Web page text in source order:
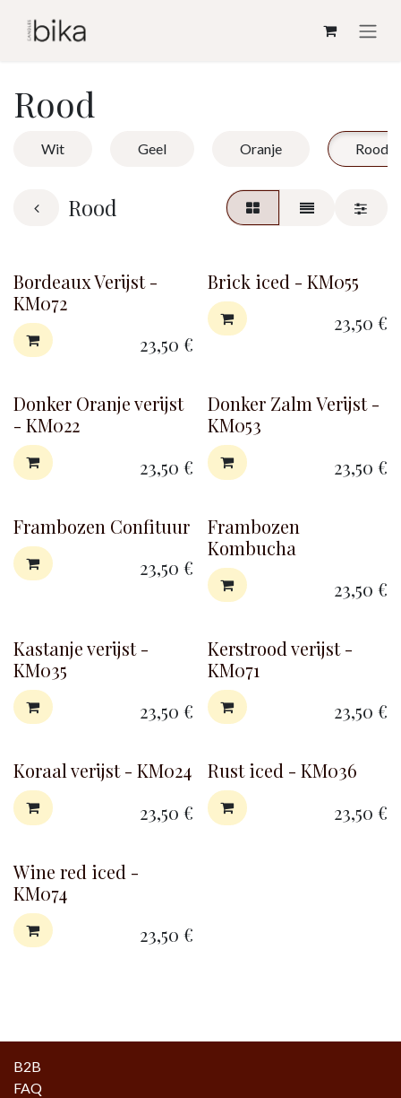
Rood
Wit Geel Oranje Rood
Rood
Bordeaux Verijst -
KM072
23,50 €
Brick iced - KM055
23,50 €
Donker Oranje verijst
- KM022
23,50 €
Donker Zalm Verijst -
KM053
23,50 €
Frambozen Confituur
23,50 €
Frambozen
Kombucha
23,50 €
Kastanje verijst -
KM035
23,50 €
Kerstrood verijst -
KM071
23,50 €
Koraal verijst - KM024
23,50 €
Rust iced - KM036
23,50 €
Wine red iced -
KM074
23,50 €
B2B
FAQ